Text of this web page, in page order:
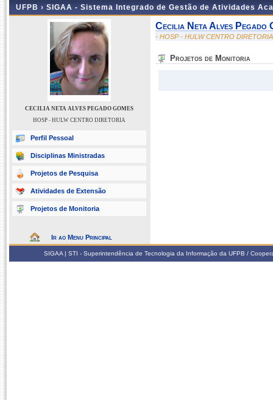
UFPB › SIGAA - Sistema Integrado de Gestão de Atividades
CECILIA NETA ALVES PEGADO GOMES
HOSP - HULW CENTRO DIRETORIA
Perfil Pessoal
Disciplinas Ministradas
Projetos de Pesquisa
Atividades de Extensão
Projetos de Monitoria
Ir ao Menu Principal
Cecilia Neta Alves Pegado
- HOSP - HULW CENTRO DIRETORIA
Projetos de Monitoria
SIGAA | STI - Superintendência de Tecnologia da Informação da UFPB /